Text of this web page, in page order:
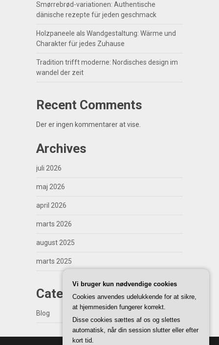
Smørrebrød-variationen: Authentische
dänische rezepte für jeden geschmack
Holzpaneele als Wandgestaltung: Wärme und
Charakter für jedes Zuhause
Tradition trifft moderne: Nordisches design im
wandel der zeit
Recent Comments
Der er ingen kommentarer at vise.
Archives
juli 2026
maj 2026
april 2026
marts 2026
august 2025
marts 2025
Categories
Blog
Vi bruger kun nødvendige cookies
Cookies anvendes udelukkende for at sikre,
at hjemmesiden fungerer korrekt.
Disse cookies sættes af os og slettes
automatisk, når din session slutter eller efter
kort tid.